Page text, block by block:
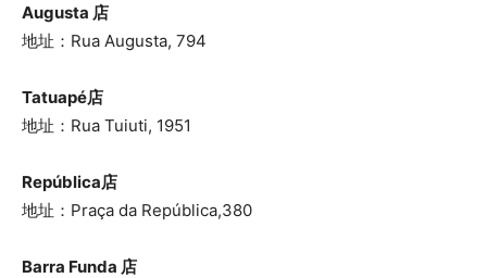
Augusta 店
地址：Rua Augusta, 794
Tatuapé店
地址：Rua Tuiuti, 1951
República店
地址：Praça da República,380
Barra Funda 店